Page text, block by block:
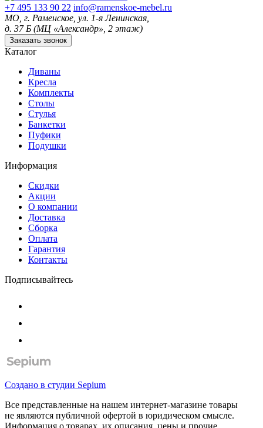
+7 495 133 90 22 info@ramenskoe-mebel.ru
МО, г. Раменское, ул. 1-я Ленинская,
д. 37 Б (МЦ «Александр», 2 этаж)
Заказать звонок
Каталог
Диваны
Кресла
Комплекты
Столы
Стулья
Банкетки
Пуфики
Подушки
Информация
Скидки
Акции
О компании
Доставка
Сборка
Оплата
Гарантия
Контакты
Подписывайтесь
Создано в студии Sepium
Все представленные на нашем интернет-магазине товары
не являются публичной офертой в юридическом смысле.
Информация о товарах, их описания, цены и прочие